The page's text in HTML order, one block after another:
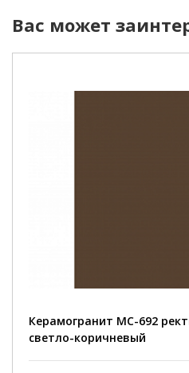
Вас может
Керамогранит MC-692
светло-коричневый